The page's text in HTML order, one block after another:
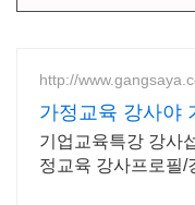
http://
가정교육 강사야
쉽게 찾기
기업교육특강 강사
정교육 강사프로필/